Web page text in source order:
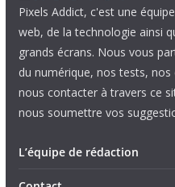
Pixels Addict, c'est une
web, de la technologie ainsi
grands écrans. Nous vous
du numérique, nos tests,
nous contacter à travers ce
nous soumettre vos
L’équipe de rédaction